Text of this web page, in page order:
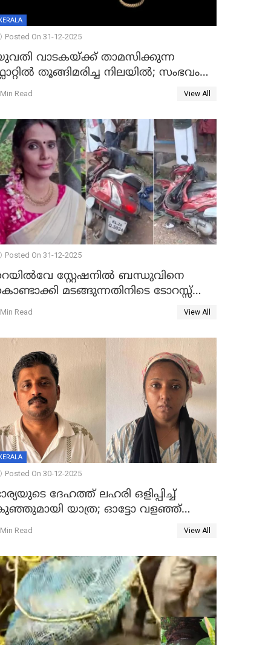
Posted On 31-12-2025
വാടകയ്ക്ക് താമസിക്കുന്ന
തൂങ്ങിമരിച്ച നിലയില്‍; സംഭവം
Read View All
Posted On 31-12-2025
സ്റ്റേഷനിൽ ബന്ധുവിനെ
മടങ്ങുന്നതിനിടെ ടോറസ്സ്
സ്കൂട്ടറിൽ ഇടിച്ചു : യുവതിക്ക്
Read View All
Posted On 30-12-2025
ദേഹത്ത് ലഹരി ഒളിപ്പിച്ച്
യാത്ര; ഓട്ടോ വളഞ്ഞ്
പിടികൂടി പൊലീസ്
Read View All